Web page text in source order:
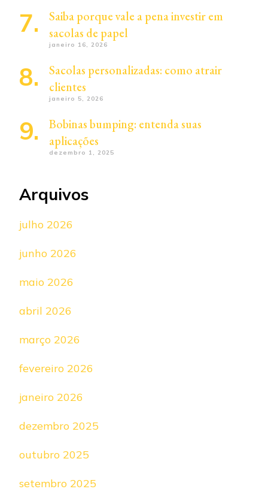
Saiba porque vale a pena investir em
sacolas de papel
janeiro 16, 2026
Sacolas personalizadas: como atrair
clientes
janeiro 5, 2026
Bobinas bumping: entenda suas
aplicações
dezembro 1, 2025
Arquivos
julho 2026
junho 2026
maio 2026
abril 2026
março 2026
fevereiro 2026
janeiro 2026
dezembro 2025
outubro 2025
setembro 2025